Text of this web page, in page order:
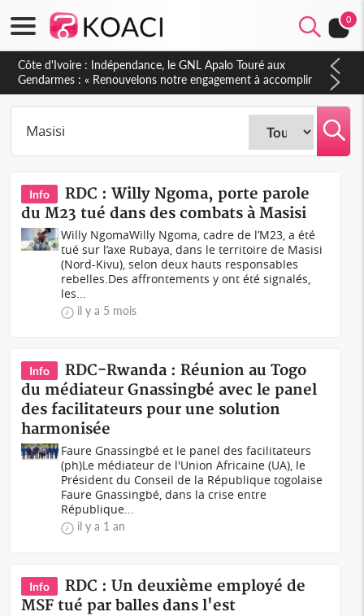
0
Côte d'Ivoire : Indépendance, le GNL Apalo Touré aux
Gendarmes : « Renouvelons notre engagement à accomplir
notre mission avec honneur, discipline, loyauté et
dévouement »
Info
RDC : Willy Ngoma, porte parole
du M23 tué dans des combats à Masisi
Willy NgomaWilly Ngoma, cadre de l’M23, a été
tué sur l’axe Rubaya, dans le territoire de Masisi
(Nord-Kivu), selon deux hauts responsables
rebelles.Des affrontements y ont été signalés,
les...
il y a 5 mois
Info
RDC-Rwanda : Réunion au Togo
du médiateur Gnassingbé avec le panel
des facilitateurs pour une solution
harmonisée
Faure Gnassingbé et le panel des facilitateurs
(ph)Le médiateur de l'Union Africaine (UA), le
Président du Conseil de la République togolaise
Faure Gnassingbé, dans la crise entre
République...
il y a 1 an
Info
RDC : Un deuxième employé de
MSF tué par balles dans l'est